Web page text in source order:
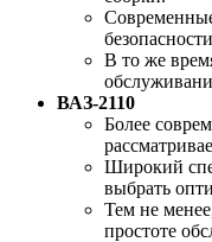
В то же
ВАЗ-2110
Более
Широкий
выбрать
Тем не
простоте